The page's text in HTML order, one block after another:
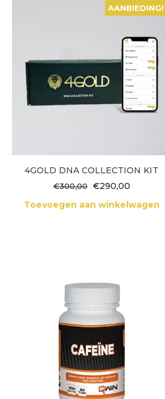
AANBIEDING!
4GOLD DNA COLLECTION KIT
€300,00
Oorspronkelijke
prijs
was:
€290,00Huidige
is:
Toevoegen aan winkelwagen